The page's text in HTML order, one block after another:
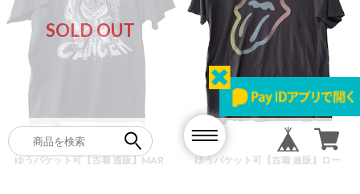
SOLD OUT
ゆうパケット可【古着 通販】MAR
ゆうパケット可【古着 通販】ロー